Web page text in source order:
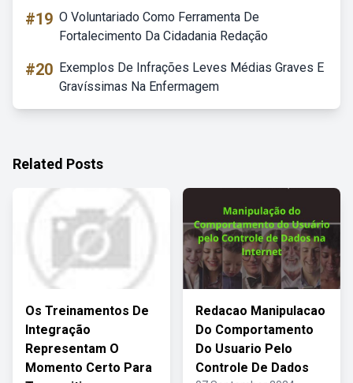
#19 O Voluntariado Como Ferramenta De
Fortalecimento Da Cidadania Redação
#20 Exemplos De Infrações Leves Médias Graves E
Gravíssimas Na Enfermagem
Related Posts
Os Treinamentos De
Integração
Representam O
Momento Certo Para
Redacao Manipulacao
Do Comportamento
Do Usuario Pelo
Controle De Dados